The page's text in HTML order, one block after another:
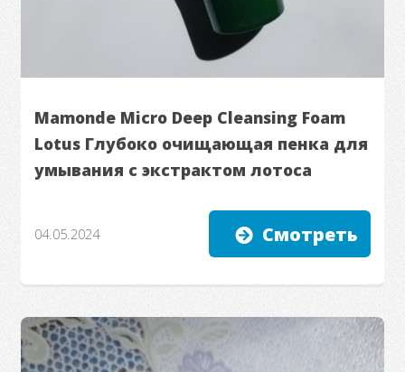
Mamonde Micro Deep Cleansing Foam
Lotus Глубоко очищающая пенка для
умывания с экстрактом лотоса
04.05.2024 Смотреть